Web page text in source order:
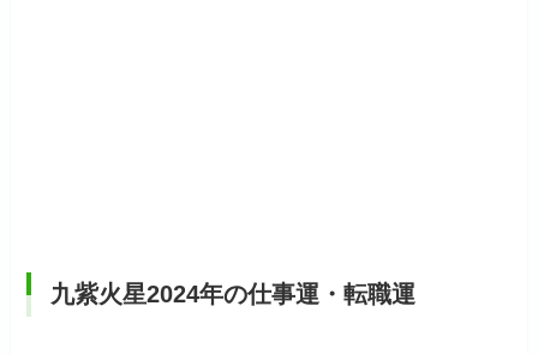
九紫火星2024年の仕事運・転職運